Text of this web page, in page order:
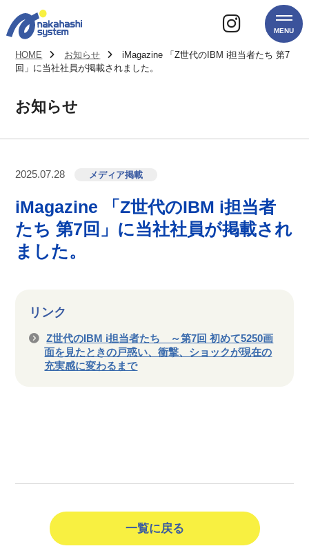
MENU
HOME お知らせ
iMagazine 「Z世代のIBM i担当者たち 第7
回」に当社社員が掲載されました。
お知らせ
2025.07.28 メディア掲載
iMagazine 「Z世代のIBM i担当者
たち 第7回」に当社社員が掲載され
ました。
リンク
Z世代のIBM i担当者たち ～第7回 初めて5250画
面を見たときの戸惑い、衝撃、ショックが現在の
充実感に変わるまで
一覧に戻る